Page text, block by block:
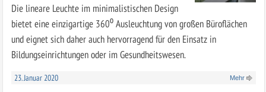
Die lineare Leuchte im minimalistischen Design
bietet eine einzigartige 360⁰ Ausleuchtung von großen Büroflächen
und eignet sich daher auch hervorragend für den Einsatz in
Bildungseinrichtungen oder im Gesundheitswesen.
23. Januar 2020 Mehr